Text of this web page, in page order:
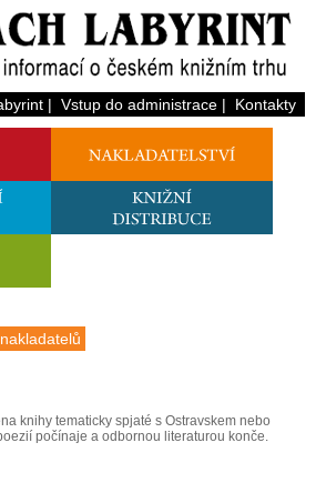
| Vstup do administrace| Kontakty
knihy tematicky spjaté s Ostravskem nebo
počínaje a odbornou literaturou konče.